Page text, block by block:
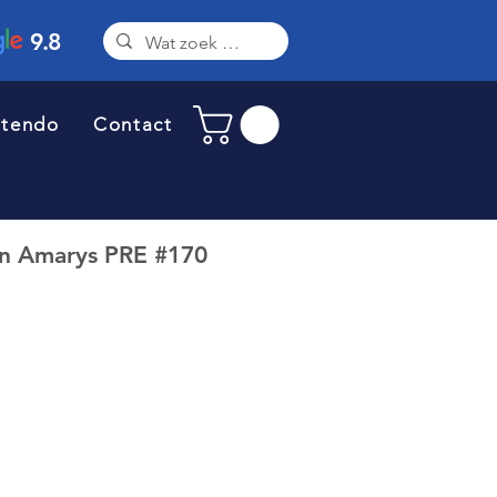
9.8
Contact
Amarys PRE #170